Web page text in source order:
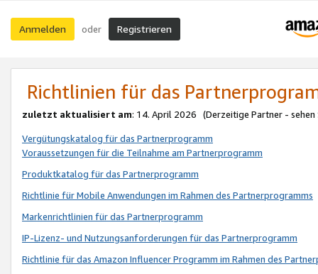
Anmelden oder Registrieren
Richtlinien für das
zuletzt aktualisiert am: 14. April 2026 (Derzeitige Partner - sehen
Vergütungskatalog für das Partnerprogramm
Voraussetzungen für die Teilnahme am Partnerprogramm
Produktkatalog für das Partnerprogramm
Richtlinie für Mobile Anwendungen im Rahmen des Partnerprogramms
Markenrichtlinien für das Partnerprogramm
IP-Lizenz- und Nutzungsanforderungen für das Partnerprogramm
Richtlinie für das Amazon Influencer Programm im Rahmen des